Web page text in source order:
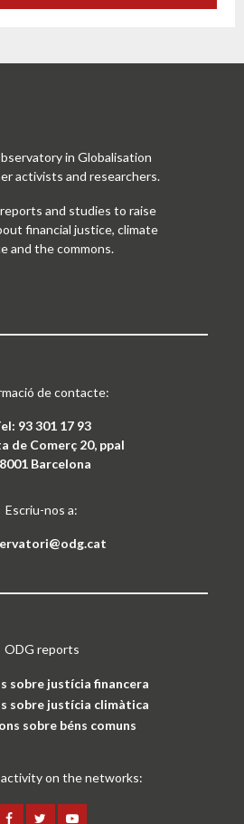
in Globalisation
activists and researchers.
and studies to raise
financial justice, climate
and the commons.
de contacte:
93 301 17 93
de Comerç 20, ppal
Barcelona
Escriu-nos a:
ODG reports
sobre justícia financera
sobre justícia climàtica
sobre béns comuns
on the networks: